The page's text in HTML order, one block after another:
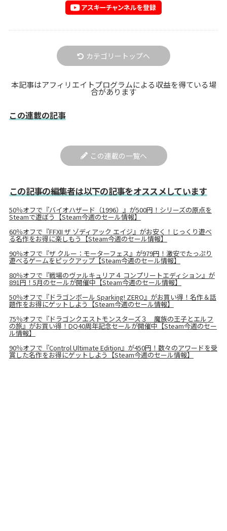
カテゴリートップへ
本記事はアフィリエイトプログラムによる収益を得ている場
合があります
この連載の記事
この連載の一覧へ
この記事の編集者は以下の記事をオススメしています
50％オフで『バイオハザード（1996）』が500円！シリーズの原点を
Steamで遊ぼう【Steam今週のセール情報】
60％オフで『FFXII ザ ゾディアック エイジ』がお安く！じっくり遊べ
る名作をお得に楽しもう【Steam今週のセール情報】
90％オフで『ザ クルー：モーターフェス』が979円！激安でたっぷり
遊べるゲームをピックアップ【Steam今週のセール情報】
80％オフで『戦場のヴァルキュリア４ コンプリートエディション』が
891円！5月のセールが開催中【Steam今週のセール情報】
50％オフで『ドラゴンボール Sparking! ZERO』がお買い得！名作＆話
題作をお得にゲットしよう【Steam今週のセール情報】
75％オフで『ドラゴンクエストモンスターズ３ 魔族の王子とエルフ
の旅』がお買い得！DQ40周年記念セールが開催中【Steam今週のセー
ル情報】
90％オフで『Control Ultimate Edition』が450円！数々のアワードを受
賞した名作をお得にゲットしよう【Steam今週のセール情報】